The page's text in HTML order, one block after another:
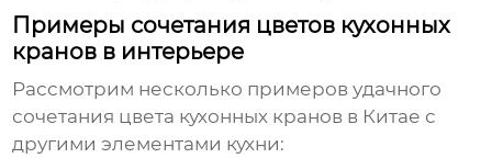
Примеры сочетания цветов кухонных
кранов в интерьере
Рассмотрим несколько примеров удачного
сочетания цвета кухонных кранов в Китае с
другими элементами кухни: